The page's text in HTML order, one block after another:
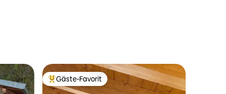
Beliebter Gäste-Favorit.
Gäste-Favorit